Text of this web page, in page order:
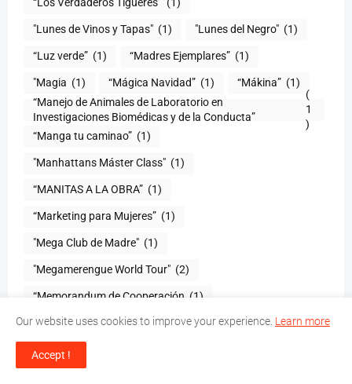
“Los Verdaderos Tigueres” (1)
"Lunes de Vinos y Tapas" (1) "Lunes del Negro" (1)
“Luz verde” (1) “Madres Ejemplares” (1)
"Magia (1) “Mágica Navidad” (1) “Mákina” (1)
“Manejo de Animales de Laboratorio en
(
1
)
“Manga tu caminao” (1)
"Manhattans Máster Class" (1)
“MANITAS A LA OBRA” (1)
“Marketing para Mujeres” (1)
"Mega Club de Madre" (1)
"Megamerengue World Tour" (2)
“Memorandum de Cooperación (1)
“Mes de la Dominicanidad 2015” (1)
"Messiah El Artista"
Our website uses cookies to improve your experience. Learn more
Accept !